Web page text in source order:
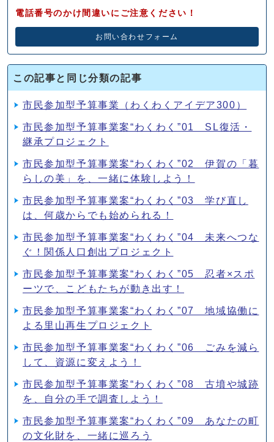
電話番号のかけ間違いにご注意ください！
お問い合わせフォーム
この記事と同じ分類の記事
市民参加型予算事業（わくわくアイデア300）
市民参加型予算事業案“わくわく”01 SL復活・
継承プロジェクト
市民参加型予算事業案“わくわく”02 伊賀の「暮
らしの美」を、一緒に体験しよう！
市民参加型予算事業案“わくわく”03 学び直し
は、何歳からでも始められる！
市民参加型予算事業案“わくわく”04 未来へつな
ぐ！関係人口創出プロジェクト
市民参加型予算事業案“わくわく”05 忍者×スポ
ーツで、こどもたちが動き出す！
市民参加型予算事業案“わくわく”07 地域協働に
よる里山再生プロジェクト
市民参加型予算事業案“わくわく”06 ごみを減ら
して、資源に変えよう！
市民参加型予算事業案“わくわく”08 古墳や城跡
を、自分の手で調査しよう！
市民参加型予算事業案“わくわく”09 あなたの町
の文化財を、一緒に巡ろう